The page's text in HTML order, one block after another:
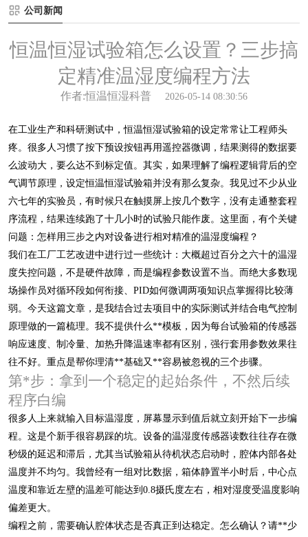
公司新闻
恒温恒湿试验箱怎么设置？三步搞
定精准温湿度编程方法
作者:恒温恒湿科普 2026-05-14 08:30:56
在工业生产和科研测试中，恒温恒湿试验箱的设定常常让工程师头
疼。很多人习惯了按下预设按钮再用遥控器微调，结果测得的数据要
么波动大，要么达不到标定值。其实，如果理解了编程逻辑背后的空
气调节原理，设定恒温恒湿试验箱并没有那么复杂。我见过不少从业
六七年的实验员，有时候只在触摸屏上按几个数字，没有走通整套程
序流程，结果连续跑了十几小时的试验只能作废。这里面，有个关键
问题：怎样用三步之内对设备进行相对精准的温湿度编程？
我们在工厂工艺改进中进行过一些统计：大概超过百分之六十的温湿
度失控问题，不是硬件故障，而是编程参数设置不当。而绝大多数现
场操作员对循环段如何衔接、PID如何微调两项知识点掌握得比较薄
弱。今天这篇文章，是我结合过去项目中的实际测试并结合电气控制
原理做的一篇梳理。我不提供什么**模板，因为每台试验箱的传感器
响应速度、制冷量、加热升降温速率都有区别，强行套用参数效果往
往不好。重点是帮你理清**基础又**容易被忽视的三个步骤。
第*步：拿到一个稳定的起始条件，不然后续
程序白编
很多人上来就输入目标温湿度，屏幕显示到值后就立刻开始下一步编
程。这是个新手很容易踩的坑。设备的温湿度传感器读数往往存在微
秒级的延迟和滞后，尤其当试验箱从待机状态启动时，腔体内部各处
温度并不均匀。我曾经有一组对比数据，箱体静置半小时后，中心点
温度和靠近左壁的温差可能达到0.8摄氏度左右，相对湿度受温度影响
偏差更大。
编程之前，需要确认腔体状态是否真正到达稳定。怎么确认？请**少